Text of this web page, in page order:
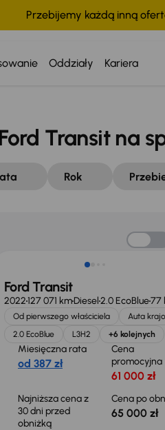
Przebijemy każdą inną
Oddziały Kariera
Transit na
Rok
Ford Transit
2022127 071 kmDiesel2.0 EcoBlue77
Od pierwszego właściciela
Auta
2.0 EcoBlue
L3H2 +6 kolejnych
Miesięczna rata
od 387 zł
Cena
promocyjna
61 000 zł
Najniższa cena z
30 dni przed
obniżką
Cena po
65 000 zł